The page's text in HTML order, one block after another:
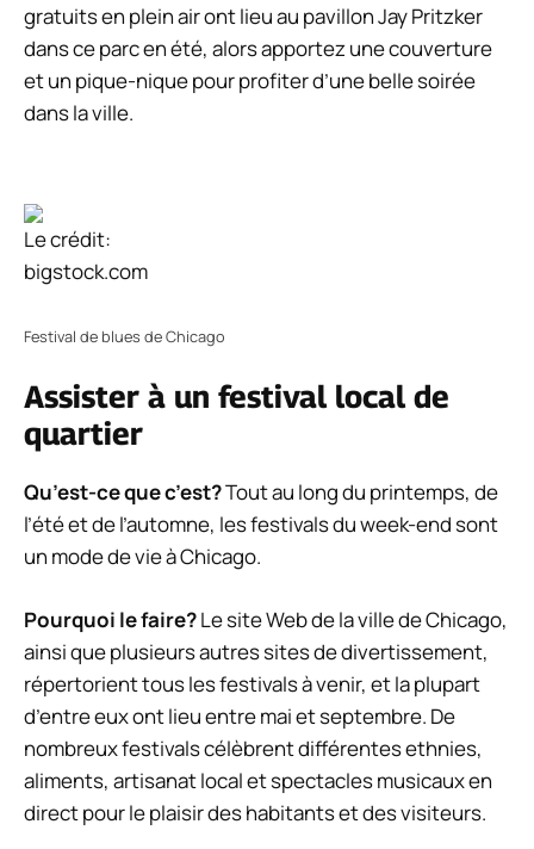
gratuits en plein air ont lieu au pavillon Jay Pritzker
dans ce parc en été, alors apportez une couverture
et un pique-nique pour profiter d’une belle soirée
dans la ville.
Le crédit:
bigstock.com
Festival de blues de Chicago
Assister à un festival local de
quartier
Qu’est-ce que c’est?Tout au long du printemps, de
l’été et de l’automne, les festivals du week-end sont
un mode de vie à Chicago.
Pourquoi le faire?Le site Web de la ville de Chicago,
ainsi que plusieurs autres sites de divertissement,
répertorient tous les festivals à venir, et la plupart
d’entre eux ont lieu entre mai et septembre. De
nombreux festivals célèbrent différentes ethnies,
aliments, artisanat local et spectacles musicaux en
direct pour le plaisir des habitants et des visiteurs.